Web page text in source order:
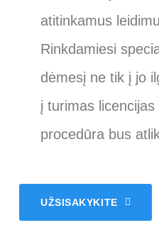
atitinkamus
Rinkdamiesi
dėmesį ne tik į jo
į turimas
procedūra bus
UŽSISAKYKITE